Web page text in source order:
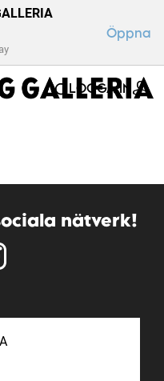
Öppna
LOGGA IN
nätverk!